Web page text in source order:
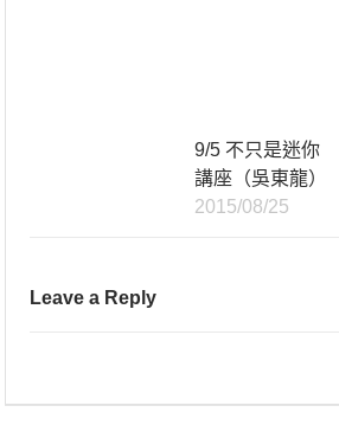
9/5 不只是迷你
講座（吳東龍）
2015/08/25
Leave a Reply